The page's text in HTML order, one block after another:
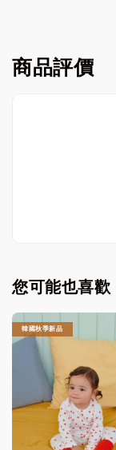
商品評價
您可能也喜歡
韓國秋季新品